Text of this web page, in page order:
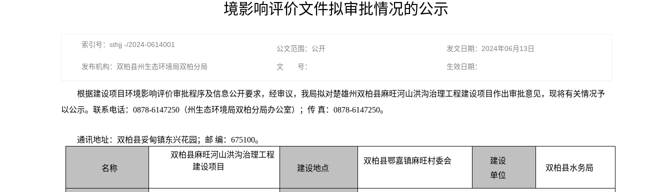
境影响评价文件拟审批情况的公示
索引号：sthjj -/2024-0614001 公文范围：公开 发文日期：2024年06月13日
发布机构：双柏县州生态环境局双柏分局 文 号： 生效日期：
根据建设项目环境影响评价审批程序及信息公开要求，经审议，我局拟对楚雄州 双柏县麻旺河山洪沟治理工程建设项目作出审批意见，现将有关情况予
以公示。联系电话： 0878-6147250（州生态环境局双柏分局办公室）；传 真：0878-6147250。
通讯地址：双柏县妥甸镇东兴花园；邮 编： 675100。
名称
双柏县麻旺河山洪沟治理工程
建设项目
建设地点
双柏县鄂嘉镇麻旺村委会
建设
单位
双柏县水务局